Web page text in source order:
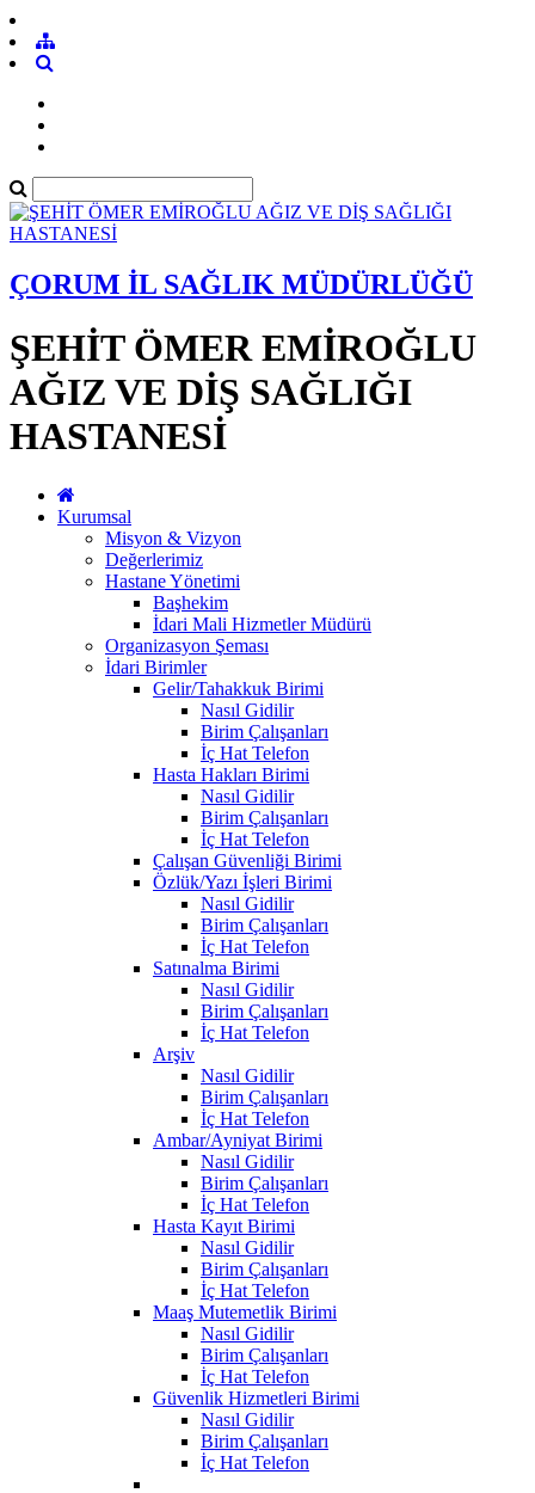
ÇORUM İL SAĞLIK MÜDÜRLÜĞÜ
ŞEHİT ÖMER EMİROĞLU
AĞIZ VE DİŞ SAĞLIĞI
HASTANESİ
Kurumsal
Misyon & Vizyon
Değerlerimiz
Hastane Yönetimi
Başhekim
İdari Mali Hizmetler Müdürü
Organizasyon Şeması
İdari Birimler
Gelir/Tahakkuk Birimi
Nasıl Gidilir
Birim Çalışanları
İç Hat Telefon
Hasta Hakları Birimi
Nasıl Gidilir
Birim Çalışanları
İç Hat Telefon
Çalışan Güvenliği Birimi
Özlük/Yazı İşleri Birimi
Nasıl Gidilir
Birim Çalışanları
İç Hat Telefon
Satınalma Birimi
Nasıl Gidilir
Birim Çalışanları
İç Hat Telefon
Arşiv
Nasıl Gidilir
Birim Çalışanları
İç Hat Telefon
Ambar/Ayniyat Birimi
Nasıl Gidilir
Birim Çalışanları
İç Hat Telefon
Hasta Kayıt Birimi
Nasıl Gidilir
Birim Çalışanları
İç Hat Telefon
Maaş Mutemetlik Birimi
Nasıl Gidilir
Birim Çalışanları
İç Hat Telefon
Güvenlik Hizmetleri Birimi
Nasıl Gidilir
Birim Çalışanları
İç Hat Telefon